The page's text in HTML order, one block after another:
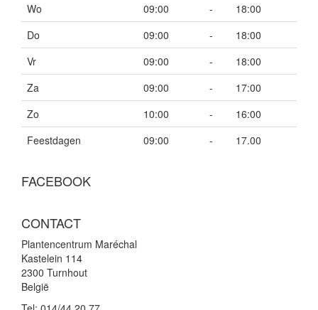
Wo
09:00 -
18:00
Do
09:00 -
18:00
Vr
09:00 -
18:00
Za
09:00 -
17:00
Zo
10:00 -
16:00
Feestdagen
09:00 - 17.00
FACEBOOK
CONTACT
Plantencentrum Maréchal
Kastelein 114
2300 Turnhout
België